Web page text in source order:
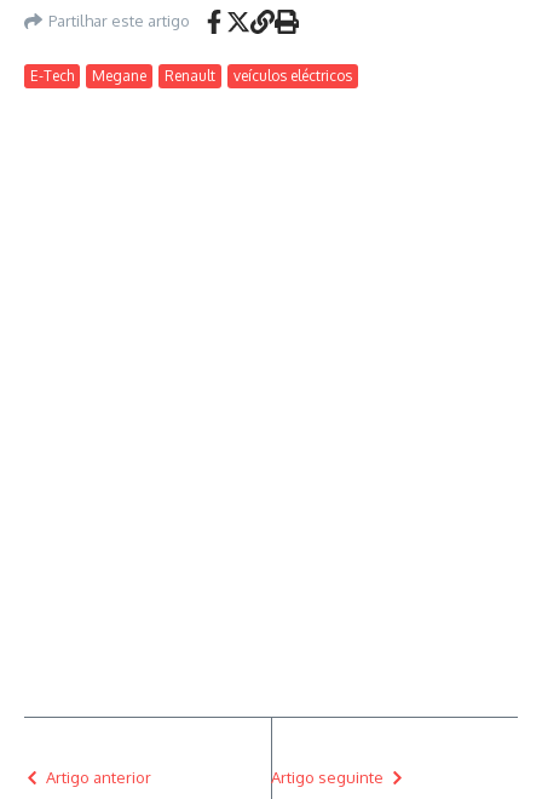
Partilhar este artigo
E-Tech Megane Renault veículos eléctricos
Artigo anterior Artigo seguinte